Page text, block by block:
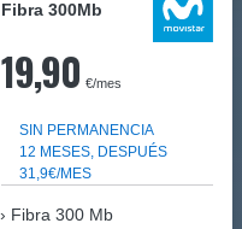
Fibra 300Mb
19,90 €/mes
SIN PERMANENCIA
12 MESES, DESPUÉS
31,9€/MES
Fibra 300 Mb